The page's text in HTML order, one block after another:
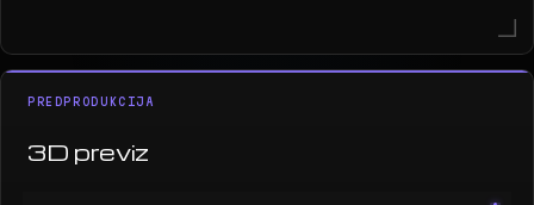
PREDPRODUKCIJA
3D previz